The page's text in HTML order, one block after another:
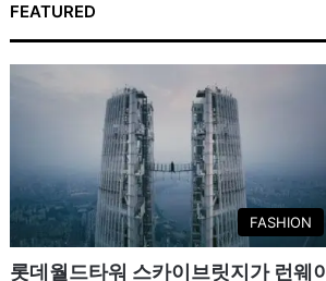
FEATURED
FASHION
롯데월드타워 스카이브릿지가 런웨이